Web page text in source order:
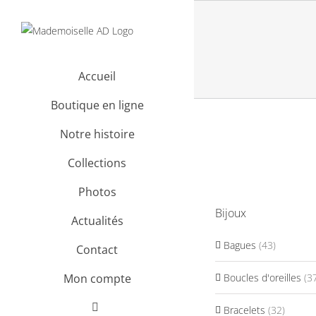
Accueil
Boutique en ligne
Notre histoire
Collections
Photos
Actualités
Contact
Mon compte
Bijoux
Bagues (43)
Boucles d'oreilles
Bracelets (32)